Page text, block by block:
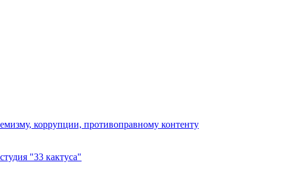
коррупции, противоправному контенту
"33 кактуса"